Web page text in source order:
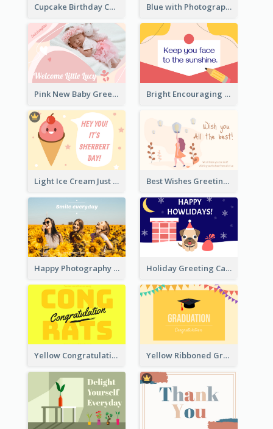
Cupcake Birthday Card With Blobs Blue with Photography Graduation Greeting Card
Pink New Baby Greeting Card With Photo Bright Encouraging Greeting Card
Light Ice Cream Just Because Greeting Card Best Wishes Greeting Card
Happy Photography Greeting Card Holiday Greeting Card with Pet
Yellow Congratulations Greeting Card Yellow Ribboned Graduation Celebration Card